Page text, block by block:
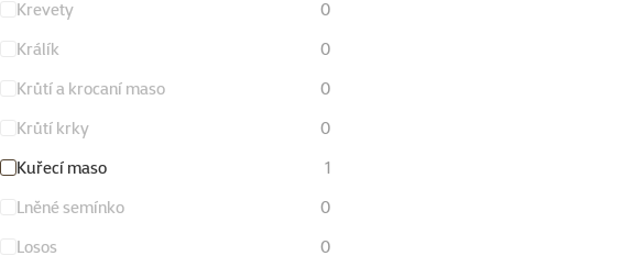
Krevety
0
Králík
0
Krůtí a krocaní maso
0
Krůtí krky
0
Kuřecí maso
1
Lněné semínko
0
Losos
0